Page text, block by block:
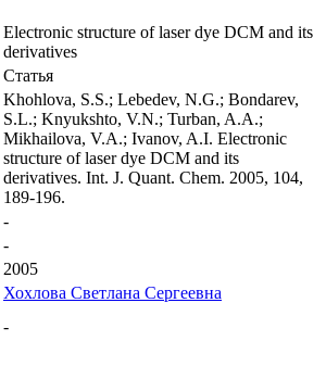
Electronic structure of laser dye DCM and its
derivatives
Статья
Khohlova, S.S.; Lebedev, N.G.; Bondarev,
S.L.; Knyukshto, V.N.; Turban, A.A.;
Mikhailova, V.A.; Ivanov, A.I. Electronic
structure of laser dye DCM and its
derivatives. Int. J. Quant. Chem. 2005, 104,
189-196.
-
-
2005
Хохлова Светлана Сергеевна
-